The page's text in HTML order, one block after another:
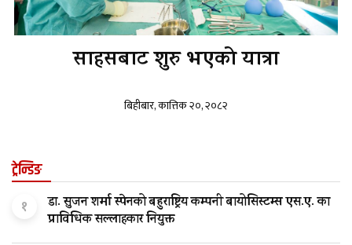
साहसबाट शुरु भएको यात्रा
बिहीबार, कात्तिक २०, २०८२
ट्रेन्डिङ
१
डा. सुजन शर्मा स्पेनको बहुराष्ट्रिय कम्पनी बायोसिस्टम्स एस.ए. का
प्राविधिक सल्लाहकार नियुक्त